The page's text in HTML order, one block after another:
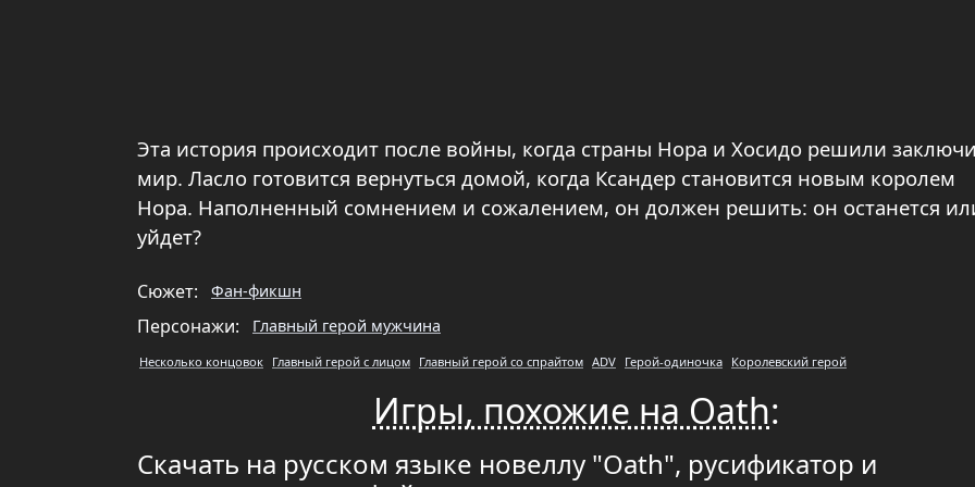
Эта история происходит после войны, когда страны Нора и Хосидо решили
мир. Ласло готовится вернуться домой, когда Ксандер становится новым королем
Нора. Наполненный сомнением и сожалением, он должен решить: он останется
уйдет?
Сюжет: Фан-фикшн
Персонажи: Главный герой мужчина
Несколько концовок Главный герой с лицом Главный герой со спрайтом ADV Герой-одиночка Королевский герой
Игры, похожие на Oath:
Скачать на русском языке новеллу "Oath", русификатор и